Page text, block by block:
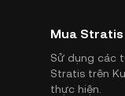
Mua Stratis
Sử dụng các
Stratis trên
thực hiện.